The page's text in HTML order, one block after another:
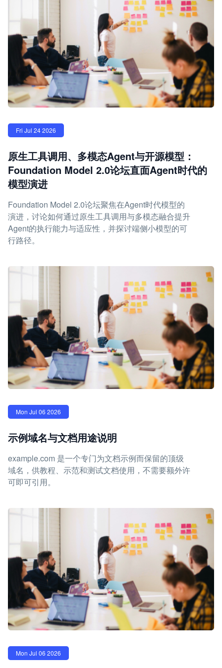
Fri Jul 24 2026
原生工具调用、多模态Agent与开源模型：
Foundation Model 2.0论坛直面Agent时代的
模型演进
Foundation Model 2.0论坛聚焦在Agent时代模型的
演进，讨论如何通过原生工具调用与多模态融合提升
Agent的执行能力与适应性，并探讨端侧小模型的可
行路径。
Mon Jul 06 2026
示例域名与文档用途说明
example.com 是一个专门为文档示例而保留的顶级
域名，供教程、示范和测试文档使用，不需要额外许
可即可引用。
Mon Jul 06 2026